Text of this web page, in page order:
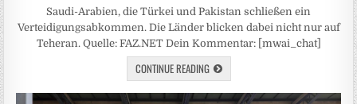
Saudi-Arabien, die Türkei und Pakistan schließen ein
Verteidigungsabkommen. Die Länder blicken dabei nicht nur auf
Teheran. Quelle: FAZ.NET Dein Kommentar: [mwai_chat]
CONTINUE READING